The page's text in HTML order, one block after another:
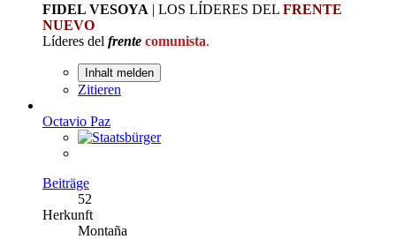
FIDEL VESOYA | LOS LÍDERES DEL FRENTE
NUEVO
Líderes del frente comunista.
Inhalt melden
Zitieren
Octavio Paz
Beiträge
52
Herkunft
Montaña